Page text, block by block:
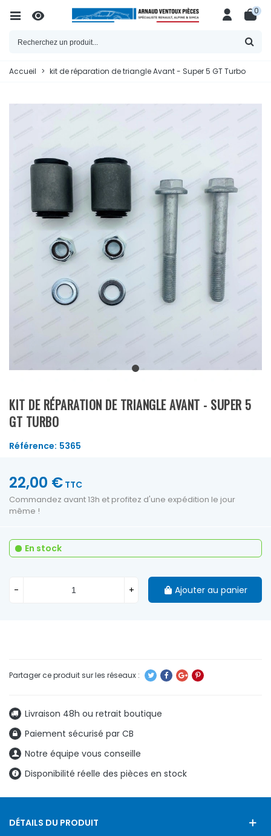
0
Accueil > kit de réparation de triangle Avant - Super 5 GT Turbo
KIT DE RÉPARATION DE TRIANGLE AVANT - SUPER 5
GT TURBO
Référence: 5365
Livraison 48h ou retrait boutique
Paiement sécurisé par CB
Notre équipe vous conseille
Disponibilité réelle des pièces en stock
22,00 € TTC
Commandez avant 13h et profitez d'une expédition le jour
même !
En stock
- + Ajouter au panier
DÉTAILS DU PRODUIT